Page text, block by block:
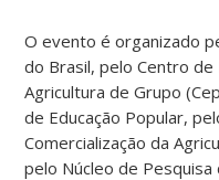
O evento é organizado
do Brasil, peloCentro de
Agricultura de Grupo
de Educação Popular,
Comercialização da
pelo Núcleo de